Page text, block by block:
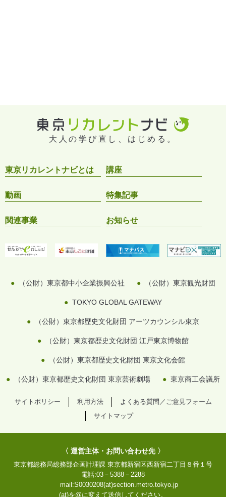
大人の学び直し、はじめる。
東京リカレントナビとは 講座
動画 特集記事
関連事業 お知らせ
（公財）東京都中小企業振興公社 （公財）東京観光財団
TOKYO GLOBAL GATEWAY
（公財）東京都歴史文化財団 アーツカウンシル東京
（公財）東京都歴史文化財団 江戸東京博物館
（公財）東京都歴史文化財団 東京文化会館
（公財）東京都歴史文化財団 東京芸術劇場 東京商工会議所
サイトポリシー 利用方法
よくある質問／ご意見フォーム
サイトマップ
〈 運営主体・お問い合わせ先 〉
東京都総務局総務部企画計理課 東京都新宿区西新宿二丁目８番１号
電話:03－5388－2288
mail:S0030208(at)section.metro.tokyo.jp
(at)を@に変えて送信してください。